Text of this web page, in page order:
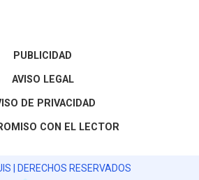
PUBLICIDAD
AVISO LEGAL
DE PRIVACIDAD
CON EL LECTOR
| DERECHOS RESERVADOS